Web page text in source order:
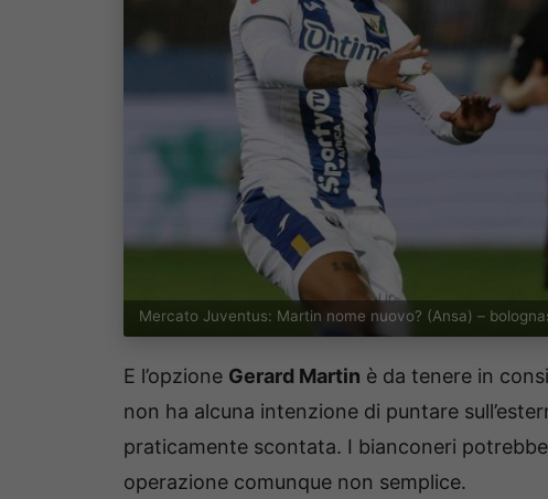
Mercato Juventus: Martin nome nuovo? (Ansa) –
E l’opzione Gerard Martin è da tenere in
non ha alcuna intenzione di puntare
praticamente scontata. I bianconeri
operazione comunque non semplice.